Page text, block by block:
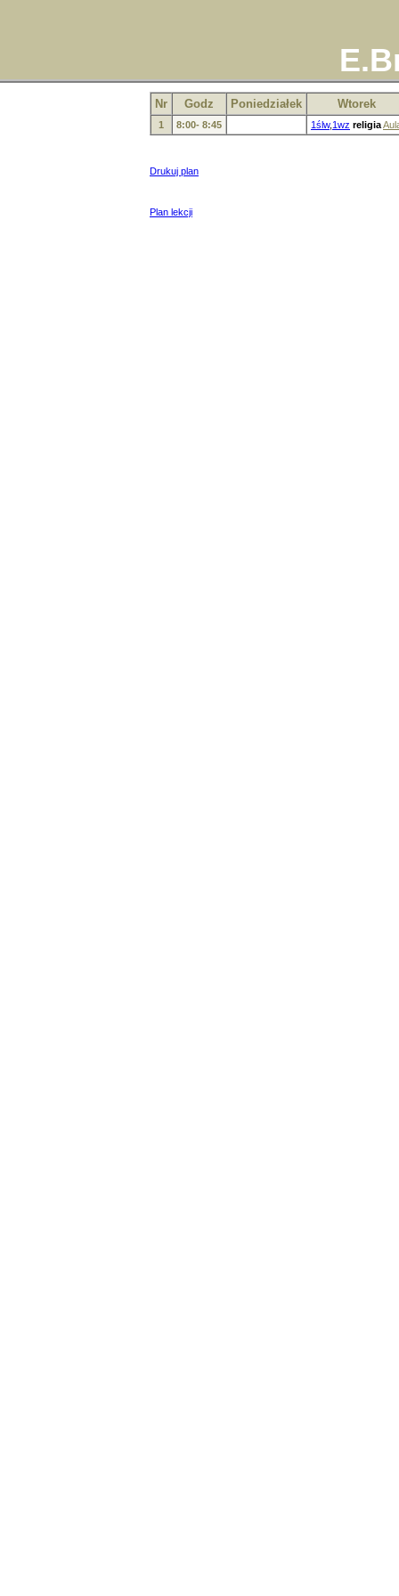
Nr Godz Poniedziałek Wtorek
1 8:00- 8:45 1ślw, 1wz religia
Drukuj plan
Plan lekcji